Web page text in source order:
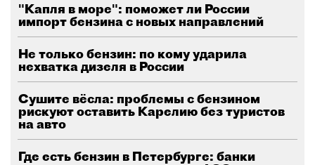
"Капля в море": поможет ли России
импорт бензина с новых направлений
Не только бензин: по кому ударила
нехватка дизеля в России
Сушите вёсла: проблемы с бензином
рискуют оставить Карелию без туристов
на авто
Где есть бензин в Петербурге: банки